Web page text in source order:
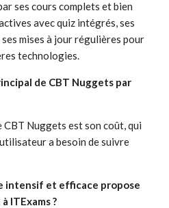
ses cours complets et bien
avec quiz intégrés, ses
mises à jour régulières pour
technologies.
de CBT Nuggets par
Nuggets est son coût, qui
a besoin de suivre
intensif et efficace propose
ITExams ?